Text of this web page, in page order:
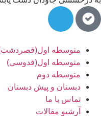
متوسطه اول(قصردشت)
متوسطه اول(قدوسی)
متوسطه دوم
دبستان و پیش دبستان
تماس با ما
آرشیو مقالات